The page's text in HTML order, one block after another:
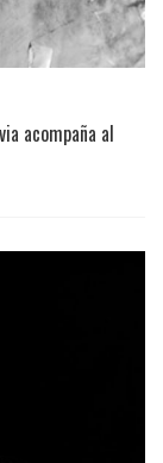
acompaña al